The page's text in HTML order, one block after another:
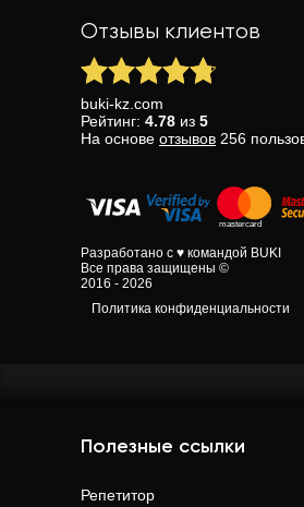
Отзывы клиентов
buki-kz.com
Рейтинг: 4.78 из 5
На основе отзывов 256
Разработано с ♥ командой BUKI
Все права защищены ©
2016 - 2026
Политика конфиденциальности
Полезные ссылки
Репетитор